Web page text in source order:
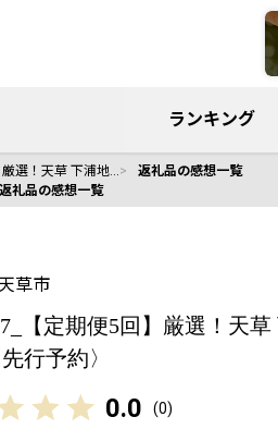
ランキング
選！天草 下浦地…
返礼品の感想一覧
返礼品の感想一覧
草市
【定期便5回】厳選！天
行予約〉
0.0 (0)